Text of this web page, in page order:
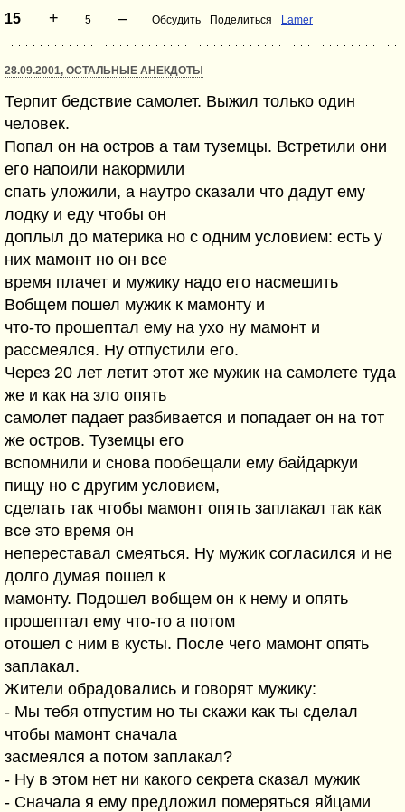
15 + 5 – Обсудить Поделиться Lamer
28.09.2001, ОСТАЛЬНЫЕ АНЕКДОТЫ
Терпит бедствие самолет. Выжил только один
человек.
Попал он на остров а там туземцы. Встретили они
его напоили накормили
спать уложили, а наутро сказали что дадут ему
лодку и еду чтобы он
доплыл до материка но с одним условием: есть у
них мамонт но он все
время плачет и мужику надо его насмешить
Вобщем пошел мужик к мамонту и
что-то прошептал ему на ухо ну мамонт и
рассмеялся. Ну отпустили его.
Через 20 лет летит этот же мужик на самолете туда
же и как на зло опять
самолет падает разбивается и попадает он на тот
же остров. Туземцы его
вспомнили и снова пообещали ему байдаркуи
пищу но с другим условием,
сделать так чтобы мамонт опять заплакал так как
все это время он
непереставал смеяться. Ну мужик согласился и не
долго думая пошел к
мамонту. Подошел вобщем он к нему и опять
прошептал ему что-то а потом
отошел с ним в кусты. После чего мамонт опять
заплакал.
Жители обрадовались и говорят мужику:
- Мы тебя отпустим но ты скажи как ты сделал
чтобы мамонт сначала
засмеялся а потом заплакал?
- Ну в этом нет ни какого секрета сказал мужик
- Сначала я ему предложил померяться яйцами